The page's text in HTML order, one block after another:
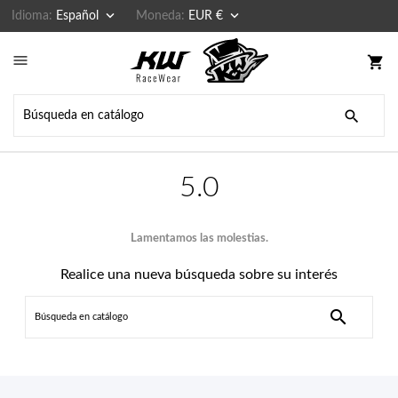
Idioma: Español  Moneda: EUR € 
 shopping_cart

5.0
Lamentamos las molestias.
Realice una nueva búsqueda sobre su interés
